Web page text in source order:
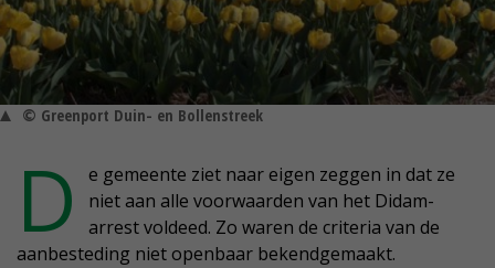
© Greenport Duin- en Bollenstreek
D
e gemeente ziet naar eigen zeggen in dat ze
niet aan alle voorwaarden van het Didam-
arrest voldeed. Zo waren de criteria van de
aanbesteding niet openbaar bekendgemaakt.